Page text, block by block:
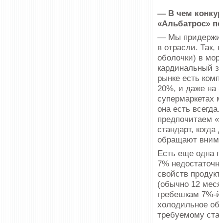
— В чем
«Альбатрос»
— Мы
в отрасли.
оболочки) в
кардинальный
рынке есть
20%, и даже на
она есть
предпочитаем
стандарт,
обращают
Есть еще одна
7%
свойств
(обычно 12
гребешкам 7%-
холодильное
требуемому